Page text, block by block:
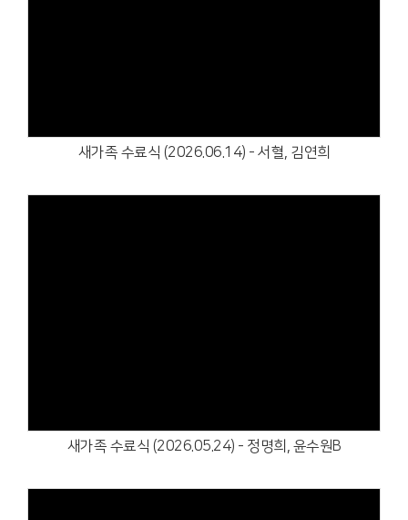
새가족 수료식 (2026.06.14) - 서혈, 김연희
새가족 수료식 (2026.05.24) - 정명희, 윤수원B